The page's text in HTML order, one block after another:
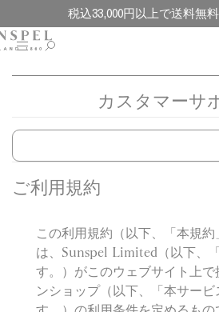
ン
テ
税込33,000円以上で送料無
メ
カスタマーサ
ご利用規約
この利用規約（以下、「本規約
は、Sunspel Limited（以下、
す。）がこのウェブサイト上で
ンショップ（以下、「本サービ
じ
る